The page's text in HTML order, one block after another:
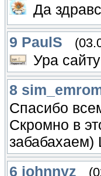
Да
9 PaulS
Ура
8
Спасибо
Скромно в
забабахаем)
6 johnnyz